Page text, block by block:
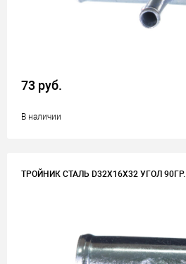
73 руб.
В наличии
ТРОЙНИК СТАЛЬ D32Х16Х32 УГОЛ 90ГР.